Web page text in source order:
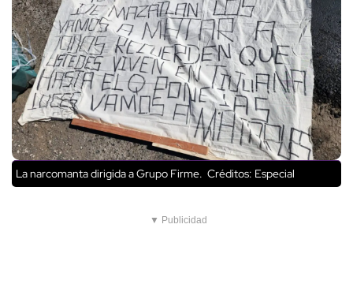
La narcomanta dirigida a Grupo Firme. Créditos: Especial
▼ Publicidad